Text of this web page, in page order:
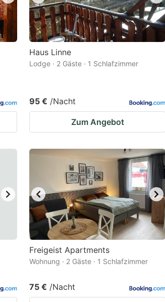
Haus Linne
Lodge · 2 Gäste · 1 Schlafzimmer
95 € /Nacht
Zum Angebot
Freigeist Apartments
Wohnung · 2 Gäste · 1 Schlafzimmer
75 € /Nacht